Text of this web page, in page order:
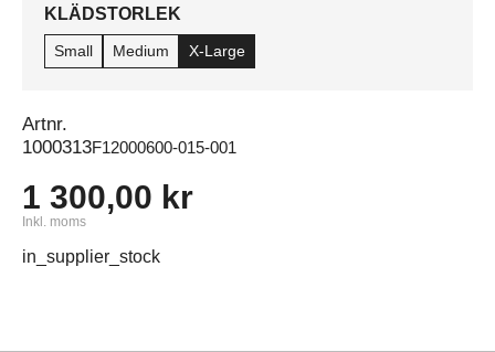
KLÄDSTORLEK
Small Medium X-Large
Artnr.
1000313F12000600-015-001
1 300,00 kr
Inkl. moms
in_supplier_stock